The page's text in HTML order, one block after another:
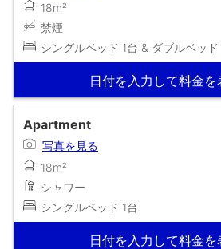
18m²
禁煙
シングルベッド 1台 & ダブルベッド
日付を入力して料金を
Apartment
写真を見る
18m²
シャワー
シングルベッド 1台
日付を入力して料金を